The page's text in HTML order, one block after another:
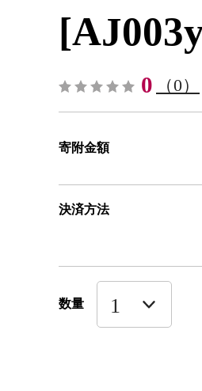
0 （0）
寄附金額
決済方法
数量